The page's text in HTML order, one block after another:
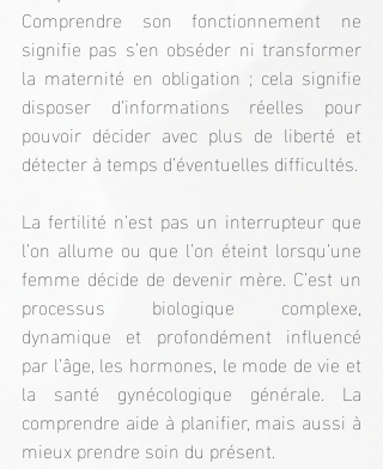
Comprendre son fonctionnement ne
signifie pas s’en obséder ni transformer
la maternité en obligation ; cela signifie
disposer d’informations réelles pour
pouvoir décider avec plus de liberté et
détecter à temps d’éventuelles difficultés.
La fertilité n’est pas un interrupteur que
l’on allume ou que l’on éteint lorsqu’une
femme décide de devenir mère. C’est un
processus biologique complexe,
dynamique et profondément influencé
par l’âge, les hormones, le mode de vie et
la santé gynécologique générale. La
comprendre aide à planifier, mais aussi à
mieux prendre soin du présent.